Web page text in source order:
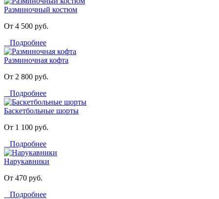
Разминочный костюм
От 4 500 руб.
Подробнее
Разминочная кофта
От 2 800 руб.
Подробнее
Баскетбольные шорты
От 1 100 руб.
Подробнее
Нарукавники
От 470 руб.
Подробнее